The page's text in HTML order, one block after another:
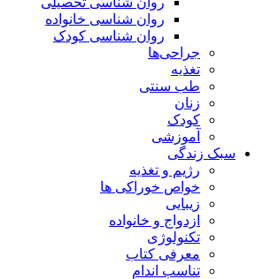
روان شناسی خانواده
روان شناسی کودک
جراحی‌ها
تغذیه
طب سنتی
زنان
کودک
آموزشی
سبک زندگی
رژیم و تغذیه
خواص خوراکی ها
زیبایی
ازدواج و خانواده
تکنولوژی
معرفی کتاب
تناسب اندام